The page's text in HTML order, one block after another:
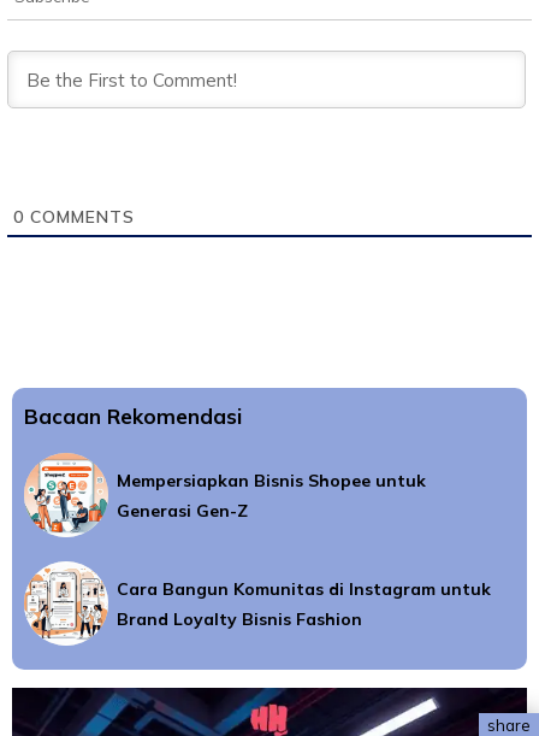
0 COMMENTS
Bacaan Rekomendasi
Mempersiapkan Bisnis Shopee untuk
Generasi Gen-Z
Cara Bangun Komunitas di Instagram untuk
Brand Loyalty Bisnis Fashion
share